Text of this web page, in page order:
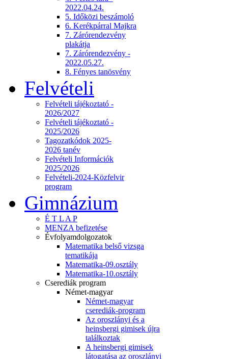
2022.04.24.
5. Időközi beszámoló
6. Kerékpárral Majkra
7. Zárórendezvény
plakátja
7. Zárórendezvény -
2022.05.27.
8. Fényes tanösvény
Felvételi
Felvételi tájékoztató -
2026/2027
Felvételi tájékoztató -
2025/2026
Tagozatkódok 2025-
2026 tanév
Felvételi Információk
2025/2026
Felvételi-2024-Közfelvir
program
Gimnázium
É T L A P
MENZA befizetése
Évfolyamdolgozatok
Matematika belső vizsga
tematikája
Matematika-09.osztály
Matematika-10.osztály
Cserediák program
Német-magyar
Német-magyar
cserediák-program
Az oroszlányi és a
heinsbergi gimisek újra
találkoztak
A heinsbergi gimisek
látogatása az oroszlányi